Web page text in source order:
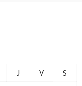
J V
S